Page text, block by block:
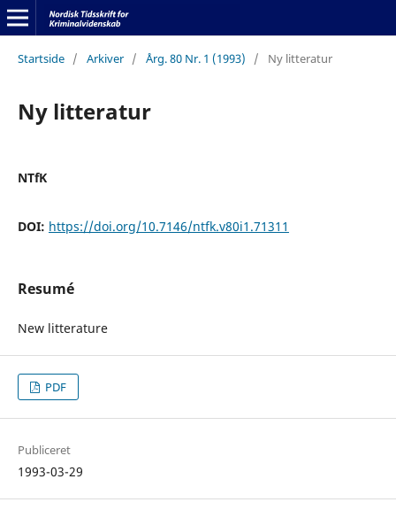
Startside / Arkiver / Årg. 80 Nr. 1 (1993) / Ny litteratur
Ny litteratur
NTfK
DOI: https://doi.org/10.7146/ntfk.v80i1.71311
Resumé
New litterature
PDF
Publiceret
1993-03-29